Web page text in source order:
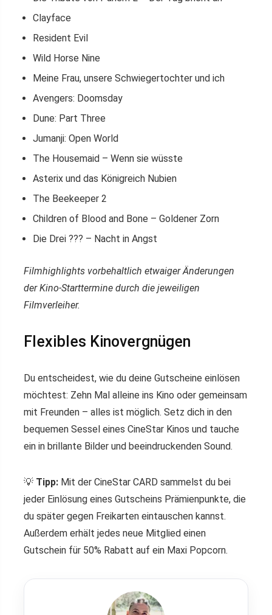
Clayface
Resident Evil
Wild Horse Nine
Meine Frau, unsere Schwiegertochter und ich
Avengers: Doomsday
Dune: Part Three
Jumanji: Open World
The Housemaid – Wenn sie wüsste
Asterix und das Königreich Nubien
The Beekeeper 2
Children of Blood and Bone – Goldener Zorn
Die Drei ??? – Nacht in Angst
Filmhighlights vorbehaltlich etwaiger Änderungen
der Kino-Starttermine durch die jeweiligen
Filmverleiher.
Flexibles Kinovergnügen
Du entscheidest, wie du deine Gutscheine einlösen
möchtest: Zehn Mal alleine ins Kino oder gemeinsam
mit Freunden – alles ist möglich. Setz dich in den
bequemen Sessel eines CineStar Kinos und tauche
ein in brillante Bilder und beeindruckenden Sound.
💡 Tipp: Mit der CineStar CARD sammelst du bei
jeder Einlösung eines Gutscheins Prämienpunkte, die
du später gegen Freikarten eintauschen kannst.
Außerdem erhält jedes neue Mitglied einen
Gutschein für 50% Rabatt auf ein Maxi Popcorn.